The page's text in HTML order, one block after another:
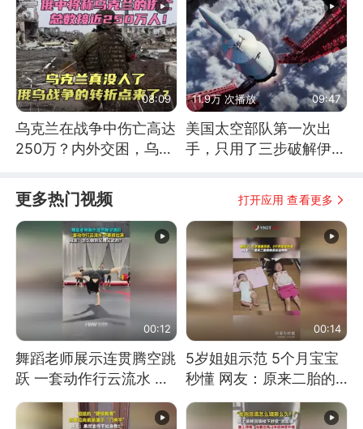
08:09
乌克兰在战争中伤亡高达
250万？内外交困，乌克
11.9万 次播放 09:47
美国太空部队第一次出
手，只用了三步破解伊朗
更多热门视频 打开应用 查看更多
00:12
舞蹈老师展示连贯腾空跳
跃 一套动作行云流水 节
奏感拉满 网友：怎么做
到又舞又武的？
00:14
5岁姐姐示范 5个月宝宝
秒懂 网友：原来二胎的
快乐长这样